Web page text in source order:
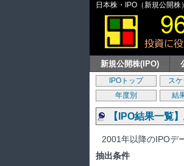
日本株・IPO（新規公開
新規公開株(IPO)
IPOトップ ス
年度別
結
【IPO結果一覧
2001年以降のIPOデ
抽出条件